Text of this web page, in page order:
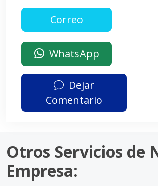
WhatsApp
Dejar
Comentario
Otros Servicios de
Empresa: